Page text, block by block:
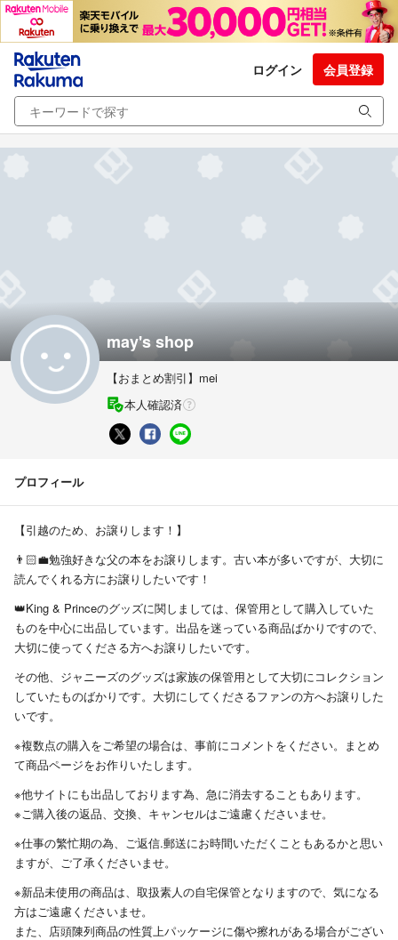
ログイン 会員登録
may's shop
【おまとめ割引】mei
本人確認済
プロフィール
【引越のため、お譲りします！】
👨🏻‍💼勉強好きな父の本をお譲りします。古い本が多いですが、大切に
読んでくれる方にお譲りしたいです！
👑King & Princeのグッズに関しましては、保管用として購入していた
ものを中心に出品しています。出品を迷っている商品ばかりですので、
大切に使ってくださる方へお譲りしたいです。
その他、ジャニーズのグッズは家族の保管用として大切にコレクション
していたものばかりです。大切にしてくださるファンの方へお譲りした
いです。
※複数点の購入をご希望の場合は、事前にコメントをください。まとめ
て商品ページをお作りいたします。
※他サイトにも出品しております為、急に消去することもあります。
※ご購入後の返品、交換、キャンセルはご遠慮くださいませ。
※仕事の繁忙期の為、ご返信.郵送にお時間いただくこともあるかと思い
ますが、ご了承くださいませ。
※新品未使用の商品は、取扱素人の自宅保管となりますので、気になる
方はご遠慮くださいませ。
また、店頭陳列商品の性質上パッケージに傷や擦れがある場合がござい